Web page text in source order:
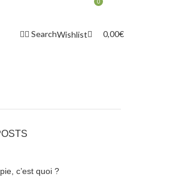
SearchWishlist
0
0,00€
alimentaire
c’est quoi ?